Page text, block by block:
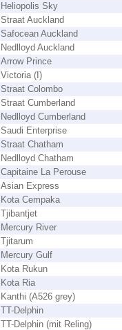
Heliopolis Sky
Straat Auckland
Safocean Auckland
Nedlloyd Auckland
Arrow Prince
Victoria (I)
Straat Colombo
Straat Cumberland
Nedlloyd Cumberland
Saudi Enterprise
Straat Chatham
Nedlloyd Chatham
Capitaine La Perouse
Asian Express
Kota Cempaka
Tjibantjet
Mercury River
Tjitarum
Mercury Gulf
Kota Rukun
Kota Ria
Kanthi (A526 grey)
TT-Delphin
TT-Delphin (mit Reling)